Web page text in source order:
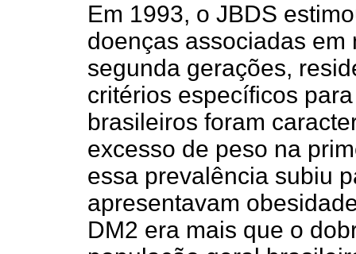
Em 1993, o JBDS
doenças associadas
segunda gerações,
critérios específicos
brasileiros foram
excesso de peso na
essa prevalência subiu
apresentavam
DM2 era mais que o